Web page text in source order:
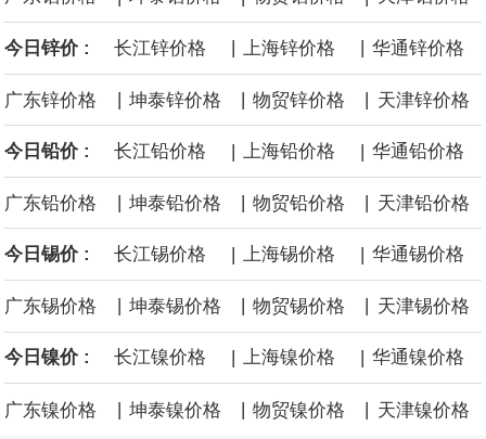
黄金价格有望录得自今年1月以来最大单周涨幅。油价走弱为金价提
供支撑，同时投资者正等待美国非农就业数据，以寻找美国利率前
景的线索。StoneX高级分析师马特·辛普森表示，中东和平前景改善
海力士：龙仁工厂将生产高带宽内存（HBM）及其他下一代动态随
机存取存储器（DRAM）。
今日锌价 : 长江锌价格 上海锌价格 华通锌价格
广东锌价格 | 坤泰锌价格 | 物贸锌价格 | 天津锌价格
今日铅价 : 长江铅价格 | 上海铅价格 | 华通铅价格
广东铅价格 坤泰铅价格 物贸铅价格 天津铅价格
今日锡价 : 长江锡价格 | 上海锡价格 | 华通锡价格
广东锡价格 坤泰锡价格 物贸锡价格 天津锡价格
今日镍价 : 长江镍价格 | 上海镍价格 | 华通镍价格
广东镍价格 | 坤泰镍价格 | 物贸镍价格 | 天津镍价格